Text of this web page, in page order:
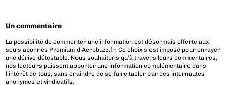
Un commentaire
La possibilité de commenter une information est désormais offerte aux
seuls abonnés Premium d’Aerobuzz.fr. Ce choix s’est imposé pour enrayer
une dérive détestable. Nous souhaitons qu’à travers leurs commentaires,
nos lecteurs puissent apporter une information complémentaire dans
l’intérêt de tous, sans craindre de se faire tacler par des internautes
anonymes et vindicatifs.